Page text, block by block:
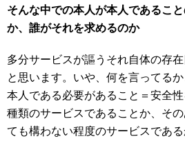
そんな中での本人が本人であるこ
か、誰がそれを求めるのか
多分サービスが謳うそれ自体の存
と思います。いや、何を言ってる
本人である必要があること＝安全
種類のサービスであることか、そ
ても構わない程度のサービスであ